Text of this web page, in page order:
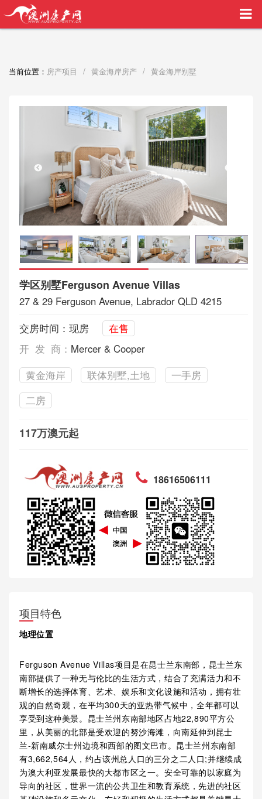
买家中介VIP服务，助您安心购房
当前位置： 房产项目 / 黄金海岸房产 / 黄金海岸别墅
学区别墅Ferguson Avenue Villas
27 & 29 Ferguson Avenue, Labrador QLD 4215
交房时间：现房
在售
开 发 商： Mercer & Cooper
黄金海岸
联体别墅,土地
一手房
二房
117万澳元起
18616506111
项目特色
地理位置
Ferguson Avenue Villas项目是在昆士兰东南部，昆士兰东
南部提供了一种无与伦比的生活方式，结合了充满活力和不
断增长的选择体育、艺术、娱乐和文化设施和活动，拥有壮
观的自然奇观，在平均300天的亚热带气候中，全年都可以
享受到这种美景。昆士兰州东南部地区占地22,890平方公
里，从美丽的北部是受欢迎的努沙海滩，向南延伸到昆士
兰-新南威尔士州边境和西部的图文巴市。昆士兰州东南部
有3,662,564人，约占该州总人口的三分之二人口;并继续成
为澳大利亚发展最快的大都市区之一。安全可靠的以家庭为
导向的社区，世界一流的公共卫生和教育系统，先进的社区